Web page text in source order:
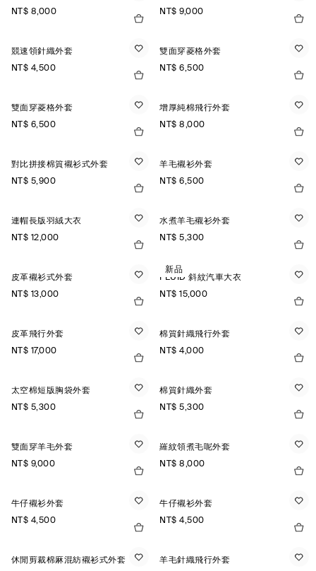
NT$ 8,000
NT$ 9,000
競速領針織外套
NT$ 4,500
雙面穿菱格外套
NT$ 6,500
雙面穿菱格外套
NT$ 6,500
增厚純棉飛行外套
NT$ 8,000
對比拼接棉質襯衫式外套
NT$ 5,900
羊毛襯衫外套
NT$ 6,500
連帽長版羽絨大衣
NT$ 12,000
水煮羊毛襯衫外套
NT$ 5,300
皮革襯衫式外套
NT$ 13,000
新品
FLUID 斜紋汽車大衣
NT$ 15,000
皮革飛行外套
NT$ 17,000
棉質針織飛行外套
NT$ 4,000
太空棉短版胸袋外套
NT$ 5,300
棉質針織外套
NT$ 5,300
雙面穿羊毛外套
NT$ 9,000
羅紋領煮毛呢外套
NT$ 8,000
牛仔襯衫外套
NT$ 4,500
牛仔襯衫外套
NT$ 4,500
休閒剪裁棉麻混紡襯衫式外套
羊毛針織飛行外套